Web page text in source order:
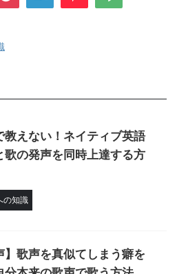
教えない！ネイティブ英語
歌の発声を同時上達する方
の知識
】歌声を真似てしまう癖を